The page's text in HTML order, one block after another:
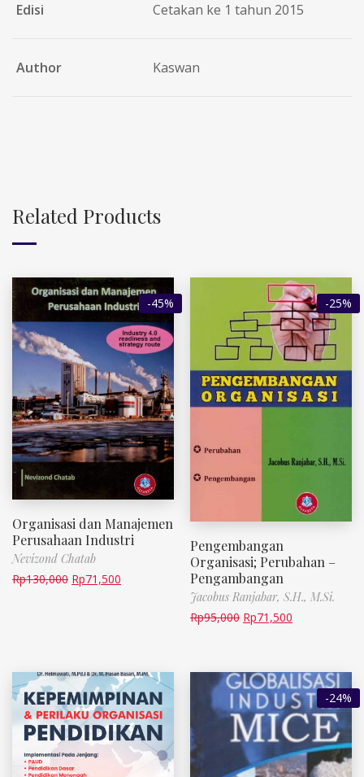
Edisi Cetakan ke 1 tahun 2015
Author Kaswan
Related Products
-45%
Organisasi dan Manajemen
Perusahaan Industri
Nevizond Chatab
Rp130,000 Rp71,500
-25%
Pengembangan
Organisasi; Perubahan –
Pengambangan
Jacobus Ranjabar, S.H., M.Si.
Rp95,000 Rp71,500
-24%